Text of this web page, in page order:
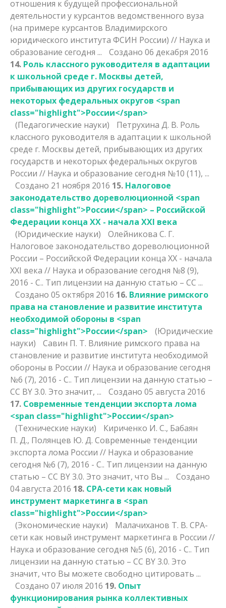
отношения к будущей профессиональной
деятельности у курсантов ведомственного вуза
(на примере курсантов Владимирского
юридического института ФСИН России) // Наука и
образование сегодня ...
Создано 06 декабря 2016
14. Роль классного руководителя в адаптации
к школьной среде г. Москвы детей,
прибывающих из других государств и
некоторых федеральных округов <span
class="highlight">России</span>
(Педагогические науки)
Петрухина Д. В. Роль
классного руководителя в адаптации к школьной
среде г. Москвы детей, прибывающих из других
государств и некоторых федеральных округов
России // Наука и образование сегодня №10 (11), ...
Создано 21 ноября 2016 15. Налоговое
законодательство дореволюционной <span
class="highlight">России</span> – Российской
Федерации конца ХХ - начала ХХI века
(Юридические науки)
Олейникова С. Г.
Налоговое законодательство дореволюционной
России – Российской Федерации конца ХХ - начала
ХХI века // Наука и образование сегодня №8 (9),
2016 - С.. Тип лицензии на данную статью – CC ...
Создано 05 октября 2016 16. Влияние римского
права на становление и развитие института
необходимой обороны в <span
class="highlight">России</span>
(Юридические
науки)
Савин П. Т. Влияние римского права на
становление и развитие института необходимой
обороны в России // Наука и образование сегодня
№6 (7), 2016 - С.. Тип лицензии на данную статью –
CC BY 3.0. Это значит, ...
Создано 05 августа 2016
17. Современные тенденции экспорта лома
<span class="highlight">России</span>
(Технические науки)
Кириченко И. С., Бабаян
П. Д., Полянцев Ю. Д. Современные тенденции
экспорта лома России // Наука и образование
сегодня №6 (7), 2016 - С.. Тип лицензии на данную
статью – CC BY 3.0. Это значит, что Вы ...
Создано
04 августа 2016 18. CPA-сети как новый
инструмент маркетинга в <span
class="highlight">России</span>
(Экономические науки)
Малачиханов Т. В. CPA-
сети как новый инструмент маркетинга в России //
Наука и образование сегодня №5 (6), 2016 - С.. Тип
лицензии на данную статью – CC BY 3.0. Это
значит, что Вы можете свободно цитировать ...
Создано 07 июля 2016 19. Опыт
функционирования рынка коллективных